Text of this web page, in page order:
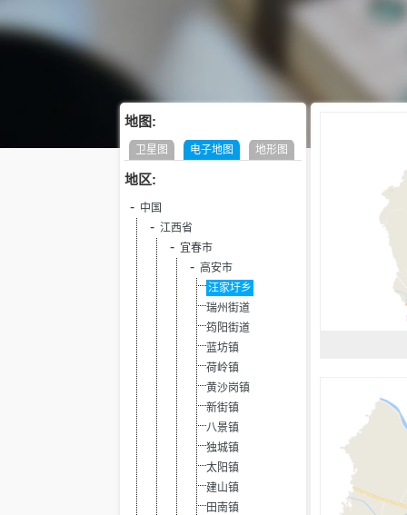
地图:
卫星图 电子地图 地形图
地区:
中国
江西省
宜春市
高安市
汪家圩乡
瑞州街道
筠阳街道
蓝坊镇
荷岭镇
黄沙岗镇
新街镇
八景镇
独城镇
太阳镇
建山镇
田南镇